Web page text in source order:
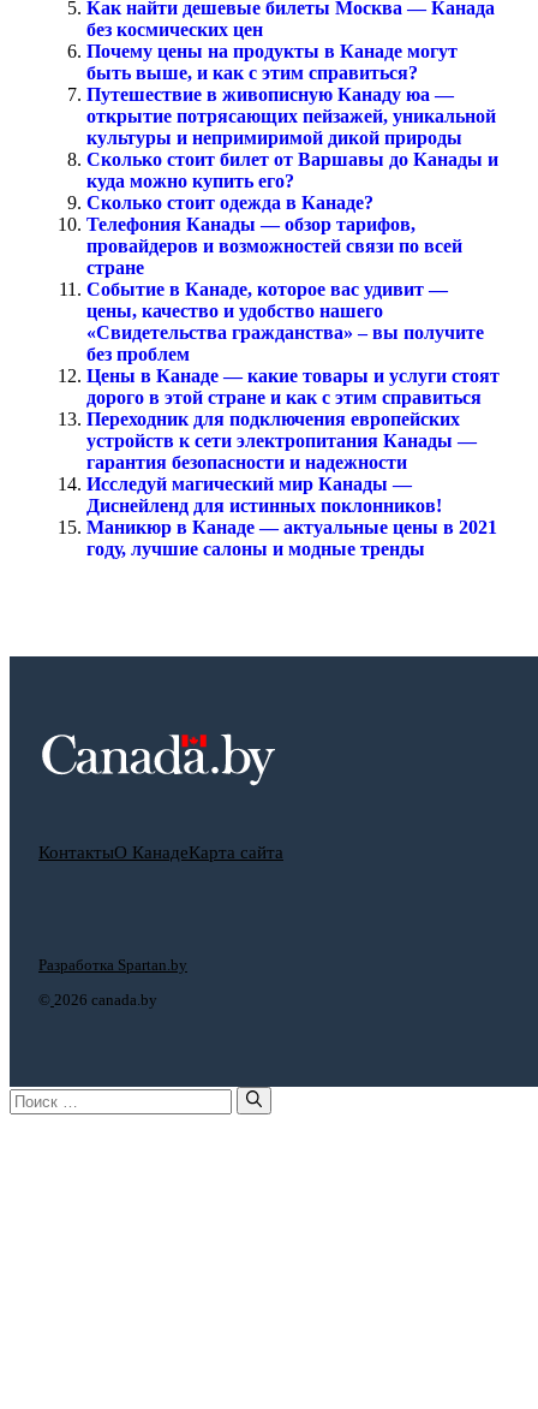
Как найти дешевые билеты Москва — Канада
без космических цен
Почему цены на продукты в Канаде могут
быть выше, и как с этим справиться?
Путешествие в живописную Канаду юа —
открытие потрясающих пейзажей, уникальной
культуры и непримиримой дикой природы
Сколько стоит билет от Варшавы до Канады и
куда можно купить его?
Сколько стоит одежда в Канаде?
Телефония Канады — обзор тарифов,
провайдеров и возможностей связи по всей
стране
Событие в Канаде, которое вас удивит —
цены, качество и удобство нашего
«Свидетельства гражданства» – вы получите
без проблем
Цены в Канаде — какие товары и услуги стоят
дорого в этой стране и как с этим справиться
Переходник для подключения европейских
устройств к сети электропитания Канады —
гарантия безопасности и надежности
Исследуй магический мир Канады —
Диснейленд для истинных поклонников!
Маникюр в Канаде — актуальные цены в 2021
году, лучшие салоны и модные тренды
КонтактыО КанадеКарта сайта
© 2026 canada.by
Разработка Spartan.by
Поиск: